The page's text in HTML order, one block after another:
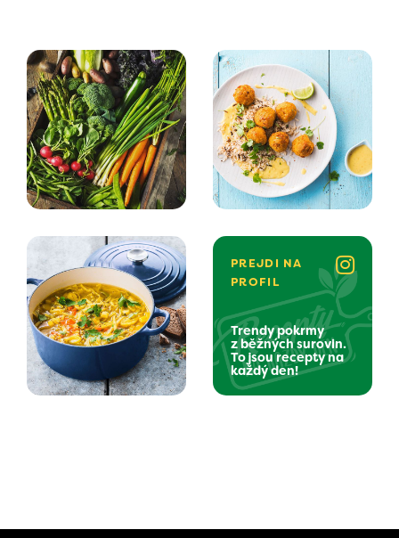
PREJDI NA
PROFIL
Trendy pokrmy
z běžných surovin.
To jsou recepty na
každý den!